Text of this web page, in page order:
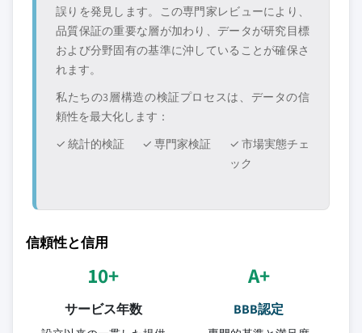
誤りを発見します。この専門家レビューにより、
品質保証の重要な層が加わり、データが研究目標
および分野固有の基準に沖していることが確保さ
れます。
私たちの3層構造の検証プロセスは、データの信
頼性を最大化します：
✓ 統計的検証
✓ 専門家検証
✓ 市場実態チェ
ック
信頼性と信用
10+
サービス年数
A+
BBB認定